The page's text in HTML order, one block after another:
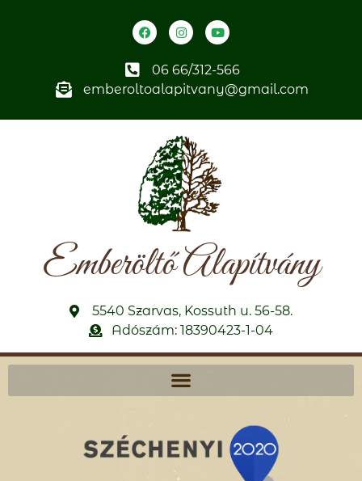
06 66/312-566
emberoltoalapitvany@gmail.com
Emberöltő Alapítvány
5540 Szarvas, Kossuth u. 56-58.
Adószám: 18390423-1-04